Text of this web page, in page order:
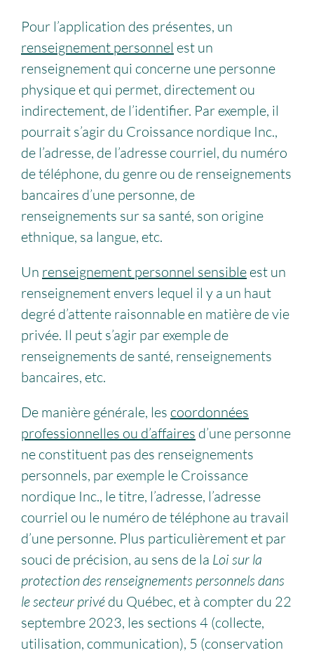
Pour l’application des présentes, un
renseignement personnel est un
renseignement qui concerne une personne
physique et qui permet, directement ou
indirectement, de l’identifier. Par exemple, il
pourrait s’agir du Croissance nordique Inc.,
de l’adresse, de l’adresse courriel, du numéro
de téléphone, du genre ou de renseignements
bancaires d’une personne, de
renseignements sur sa santé, son origine
ethnique, sa langue, etc.
Un renseignement personnel sensibleest un
renseignement envers lequel il y a un haut
degré d’attente raisonnable en matière de vie
privée. Il peut s’agir par exemple de
renseignements de santé, renseignements
bancaires, etc.
De manière générale, les coordonnées
professionnelles ou d’affaires d’une personne
ne constituent pas des renseignements
personnels, par exemple le Croissance
nordique Inc., le titre, l’adresse, l’adresse
courriel ou le numéro de téléphone au travail
d’une personne. Plus particulièrement et par
souci de précision, au sens de la Loi sur la
protection des renseignements personnels dans
le secteur privédu Québec, et à compter du 22
septembre 2023, les sections 4 (collecte,
utilisation, communication), 5 (conservation